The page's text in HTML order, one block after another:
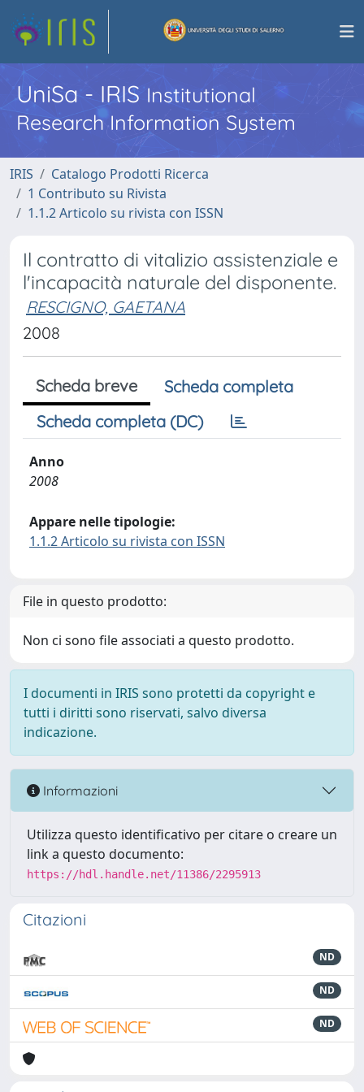
UniSa - IRISInstitutional
Research Information System
IRIS
Catalogo Prodotti Ricerca
1 Contributo su Rivista
1.1.2 Articolo su rivista con ISSN
Il contratto di vitalizio assistenziale e
l'incapacità naturale del disponente.
RESCIGNO, GAETANA
2008
Scheda breve
Scheda completa
Scheda completa (DC)
Anno
2008
Appare nelle tipologie:
1.1.2 Articolo su rivista con ISSN
File in questo prodotto:
Non ci sono file associati a questo prodotto.
I documenti in IRIS sono protetti da copyright e
tutti i diritti sono riservati, salvo diversa
indicazione.
Informazioni
Utilizza questo identificativo per citare o creare un
link a questo documento:
https://hdl.handle.net/11386/2295913
Citazioni
ND
ND
ND